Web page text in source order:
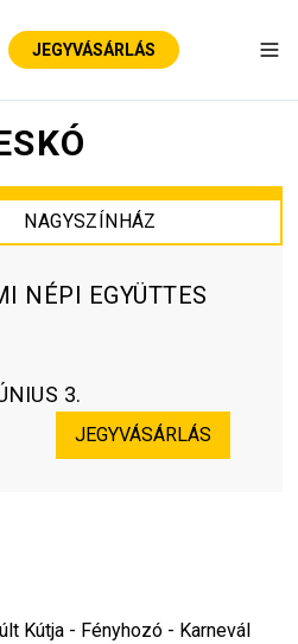
JEGYVÁSÁRLÁS
NAGYSZÍNHÁZ
NÉPI EGYÜTTES
3.
JEGYVÁSÁRLÁS
Kútja - Fényhozó - Karnevál